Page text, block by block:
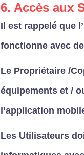
6. Accès aux
Il est rappelé que
fonctionne avec
Le Propriétaire /
équipements et /
l’application
Les Utilisateurs